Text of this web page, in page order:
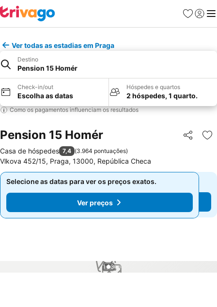
Favoritos
Iniciar
Ver todas as estadias em Praga
Destino
Pension 15 Homér
Check-in/out
Escolha as datas
Hóspedes e quartos
2 hóspedes, 1 quarto.
Como os pagamentos influenciam os resultados
Pension 15 Homér Partilhar
Casa de hóspedes 7,4 (3.964 pontuações)
Vlkova 452/15, Praga, 13000, República Checa
Selecione as datas para ver os preços exatos.
Ver preços
Selecione as datas para ver os preços exatos.
Ver preços
1 / 3